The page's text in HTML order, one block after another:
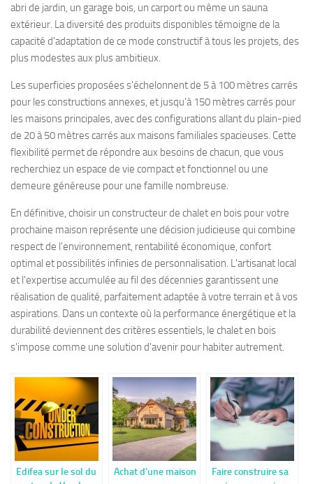
abri de jardin, un garage bois, un carport ou même un sauna
extérieur. La diversité des produits disponibles témoigne de la
capacité d'adaptation de ce mode constructif à tous les projets, des
plus modestes aux plus ambitieux.
Les superficies proposées s'échelonnent de 5 à 100 mètres carrés
pour les constructions annexes, et jusqu'à 150 mètres carrés pour
les maisons principales, avec des configurations allant du plain-pied
de 20 à 50 mètres carrés aux maisons familiales spacieuses. Cette
flexibilité permet de répondre aux besoins de chacun, que vous
recherchiez un espace de vie compact et fonctionnel ou une
demeure généreuse pour une famille nombreuse.
En définitive, choisir un constructeur de chalet en bois pour votre
prochaine maison représente une décision judicieuse qui combine
respect de l'environnement, rentabilité économique, confort
optimal et possibilités infinies de personnalisation. L'artisanat local
et l'expertise accumulée au fil des décennies garantissent une
réalisation de qualité, parfaitement adaptée à votre terrain et à vos
aspirations. Dans un contexte où la performance énergétique et la
durabilité deviennent des critères essentiels, le chalet en bois
s'impose comme une solution d'avenir pour habiter autrement.
Edifea sur le sol du
Achat d’une maison
Faire construire sa